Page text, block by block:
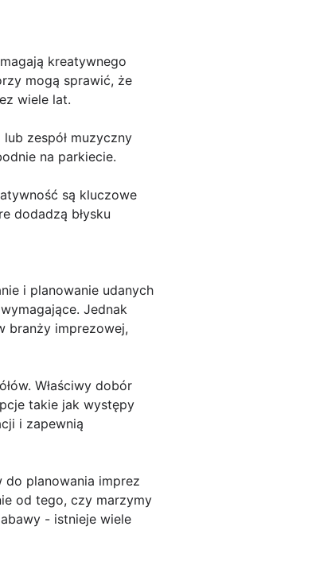
kreatywnego
mogą sprawić, że
wiele lat.
zespół muzyczny
na parkiecie.
są kluczowe
dodadzą błysku
i planowanie udanych
Jednak
branży imprezowej,
Właściwy dobór
takie jak występy
i zapewnią
do planowania imprez
od tego, czy marzymy
- istnieje wiele